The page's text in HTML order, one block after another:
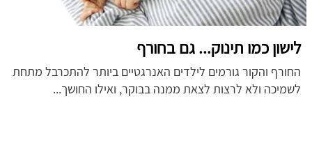
לישון כמו תינוק... גם בחורף
החורף והקור גורמים לילדים האנרגטיים ביותר להתכרבל מתחת
לשמיכה ולא לרצות לצאת ממנה בבוקר, ואילו החושך...